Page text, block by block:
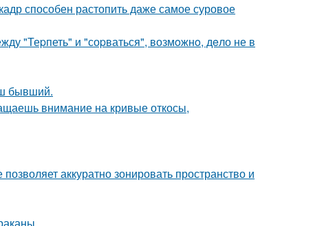
способен растопить даже самое суровое
"Теpпеть" и "соpваться", возмoжнo, дeло не в
бывший.
внимание на кривые откосы,
аккуратно зонировать пространство и